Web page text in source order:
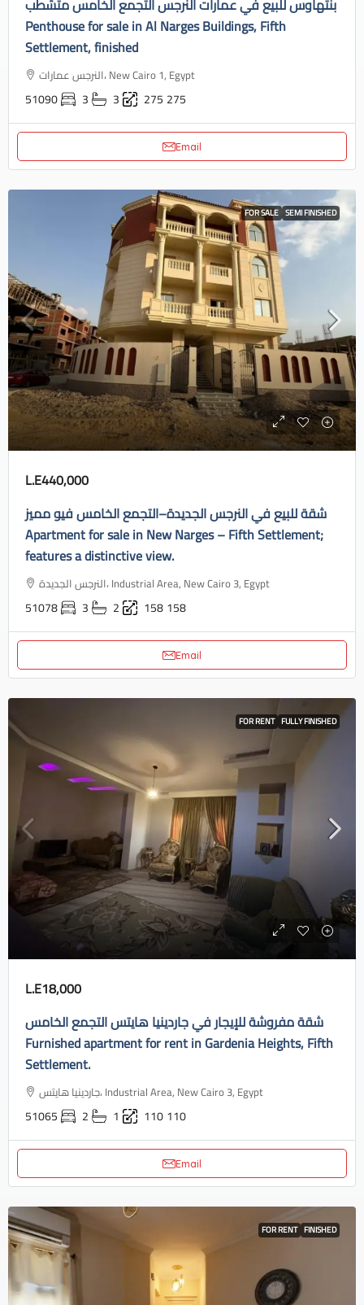
بنتهاوس للبيع في عمارات النرجس التجمع الخامس متشطب
Penthouse for sale in Al Narges Buildings, Fifth
Settlement, finished
النرجس عمارات، New Cairo 1, Egypt
51090 3 3 275 275
Email
FOR SALE SEMI FINISHED
L.E440,000
شقة للبيع في النرجس الجديدة–التجمع الخامس فيو مميز
Apartment for sale in New Narges – Fifth Settlement;
features a distinctive view.
النرجس الجديدة، Industrial Area, New Cairo 3, Egypt
51078 3 2 158158
Email
FOR RENT FULLY FINISHED
L.E18,000
شقة مفروشة للإيجار في جاردينيا هايتس التجمع الخامس
Furnished apartment for rent in Gardenia Heights, Fifth
Settlement.
جاردينيا هايتس، Industrial Area, New Cairo 3, Egypt
51065 2 1 110110
Email
FOR RENT FINISHED